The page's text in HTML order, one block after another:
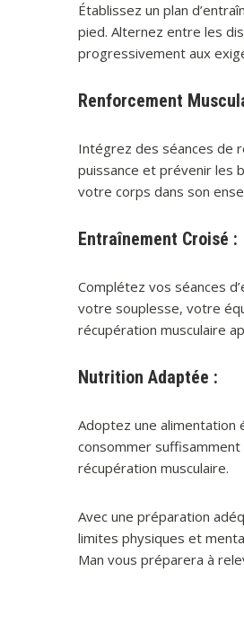
Établissez un plan
pied. Alternez entre les
progressivement aux
Renforcement
Intégrez des séances de
puissance et prévenir les
votre corps dans son
Entraînement Croisé :
Complétez vos séances
votre souplesse, votre
récupération musculaire
Nutrition Adaptée :
Adoptez une alimentation
consommer
récupération musculaire.
Avec une préparation
limites physiques et
Man vous préparera à